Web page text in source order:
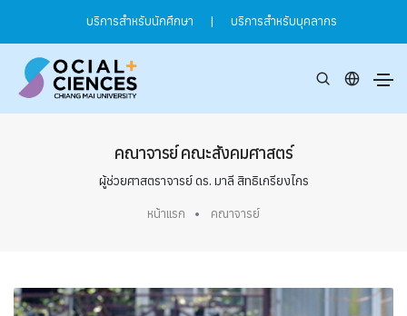
บริการสำหรับนักศึกษา | บริการสำหรับบุคลากร
คณาจารย์ คณะสังคมศาสตร์
ผู้ช่วยศาสตราจารย์ ดร. มาลี สิทธิเกรียงไกร
หน้าแรก คณาจารย์